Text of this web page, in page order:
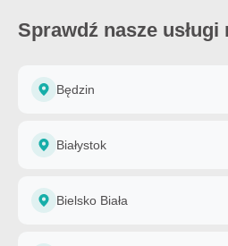
Sprawdź nasze
Będzin
Białystok
Bielsko Biała